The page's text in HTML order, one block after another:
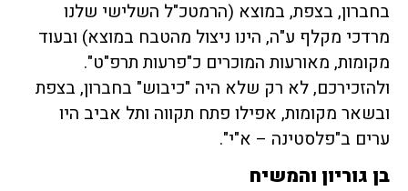
בחברון, בצפת, במוצא (הרמטכ"ל השלישי שלנו
מרדכי מקלף ע"ה, הינו ניצול מהטבח במוצא) ובעוד
מקומות, מאורעות המוכרים כ"פרעות תרפ"ט".
ולהזכירכם, לא רק שלא היה "כיבוש" בחברון, בצפת
ובשאר מקומות, אפילו פתח תקווה ותל אביב היו
ערים ב"פלסטינה – א"י".
בן גוריון והמשיח